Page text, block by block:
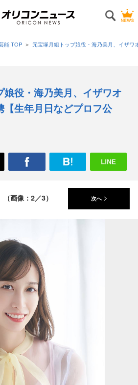
能 TOP 元宝塚月組トップ娘役・海乃美月、イザ
娘役・海乃美月、イザワオ
【生年月日などプロフ公
（画像：2／3） 次へ